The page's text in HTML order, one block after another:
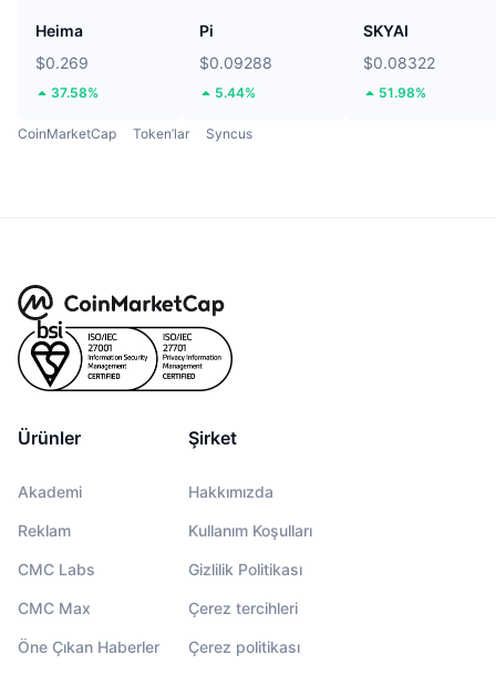
Heima
$0.269
37.58%
Pi
$0.09288
5.44%
SKYAI
$0.08322
51.98%
CoinMarketCap Token’lar Syncus
Ürünler
Akademi
Reklam
CMC Labs
CMC Max
Öne Çıkan Haberler
Şirket
Hakkımızda
Kullanım Koşulları
Gizlilik Politikası
Çerez tercihleri
Çerez politikası